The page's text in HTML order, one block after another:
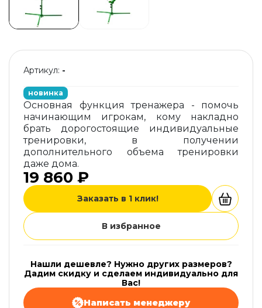
Артикул: -
новинка
Основная функция тренажера - помочь
начинающим игрокам, кому накладно
брать дорогостоящие индивидуальные
тренировки, в получении
дополнительного объема тренировки
даже дома.
19 860 ₽
Заказать в 1 клик!
В избранное
Нашли дешевле? Нужно других размеров?
Дадим скидку и сделаем индивидуально для
Вас!
Написать менеджеру